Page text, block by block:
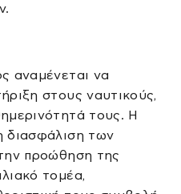
αναμένεται να
στους ναυτικούς,
τους. Η
διασφάλιση των
προώθηση της
τομέα,